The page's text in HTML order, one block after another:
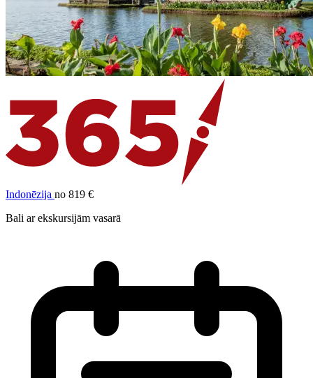
Indonēzija no 819 €
Bali ar ekskursijām vasarā